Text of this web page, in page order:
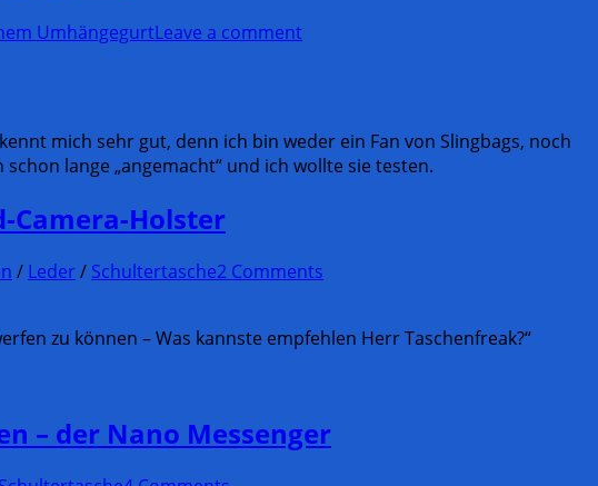
UmhängegurtLeave a comment
mich sehr gut, denn ich bin weder ein Fan von Slingbags, noch
lange „angemacht“ und ich wollte sie testen.
Camera-Holster
/ Leder / Schultertasche2 Comments
zu können – Was kannste empfehlen Herr Taschenfreak?“
– der Nano Messenger